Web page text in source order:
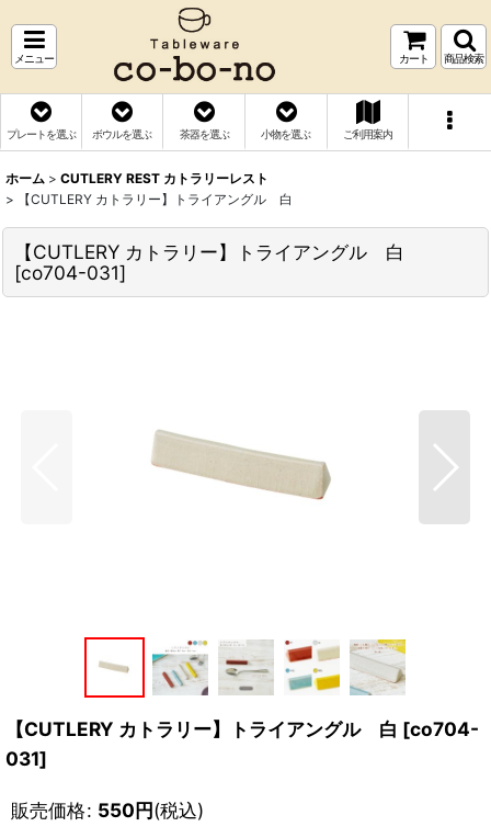
メニュー カート 商品検索
プレートを選ぶ ボウルを選ぶ 茶器を選ぶ 小物を選ぶ ご利用案内
ホーム > CUTLERY REST カトラリーレスト
>
【CUTLERY カトラリー】トライアングル 白
【CUTLERY カトラリー】トライアングル 白
[co704-031]
【CUTLERY カトラリー】トライアングル 白 [co704-
031]
販売価格: 550円(税込)